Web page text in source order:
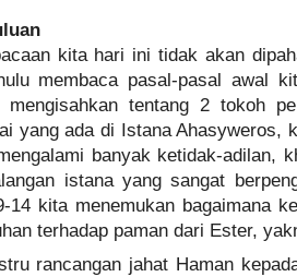
kita hari ini tidak akan
membaca pasal-pasal awal
mengisahkan tentang 2 tokoh
yang ada di Istana Ahasyweros,
banyak ketidak-adilan,
istana yang sangat
14 kita menemukan bagaimana
terhadap paman dari Ester,
rancangan jahat Haman